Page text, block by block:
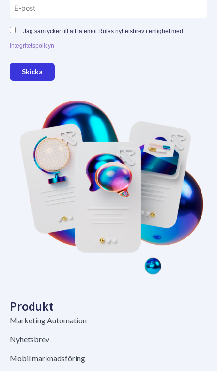
Jag samtycker till att ta emot Rules nyhetsbrev i enlighet med
integritetspolicyn
Skicka
Produkt
Marketing Automation
Nyhetsbrev
Mobil marknadsföring